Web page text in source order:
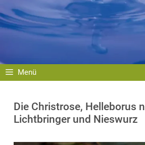
Menü
Die Christrose, Helleborus
Lichtbringer und Nieswurz